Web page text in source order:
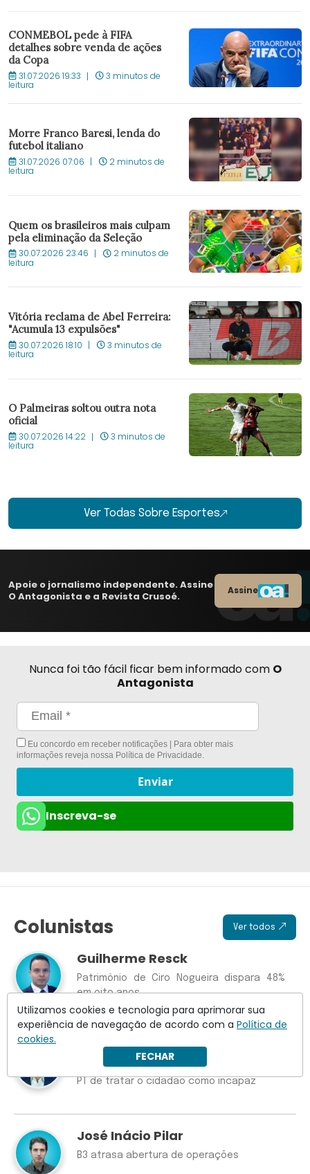
Utilizamos cookies e tecnologia para aprimorar sua
experiência de navegação de acordo com a Política de
cookies.
FECHAR
CONMEBOL pede à FIFA
detalhes sobre venda de ações
da Copa
31.07.2026 19:33 3 minutos de
leitura
Morre Franco Baresi, lenda do
futebol italiano
31.07.2026 07:06 2 minutos de
leitura
Quem os brasileiros mais culpam
pela eliminação da Seleção
30.07.2026 23:46 2 minutos de
leitura
Vitória reclama de Abel Ferreira:
"Acumula 13 expulsões"
30.07.2026 18:10 3 minutos de
leitura
O Palmeiras soltou outra nota
oficial
30.07.2026 14:22 3 minutos de
leitura
Ver Todas Sobre Esportes
Apoie o jornalismo independente. Assine
O Antagonista e a Revista Crusoé.
Assine
Nunca foi tão fácil ficar bem informado com O
Antagonista
Eu concordo em receber notificações | Para obter mais
informações reveja nossa Política de Privacidade
Enviar
Inscreva-se
Colunistas Ver todos
Guilherme Resck
Patrimônio de Ciro Nogueira dispara 48%
em oito anos
Wilson Lima
Crusoé: Discord, Janja e o velho impulso do
PT de tratar o cidadão como incapaz
José Inácio Pilar
B3 atrasa abertura de operações